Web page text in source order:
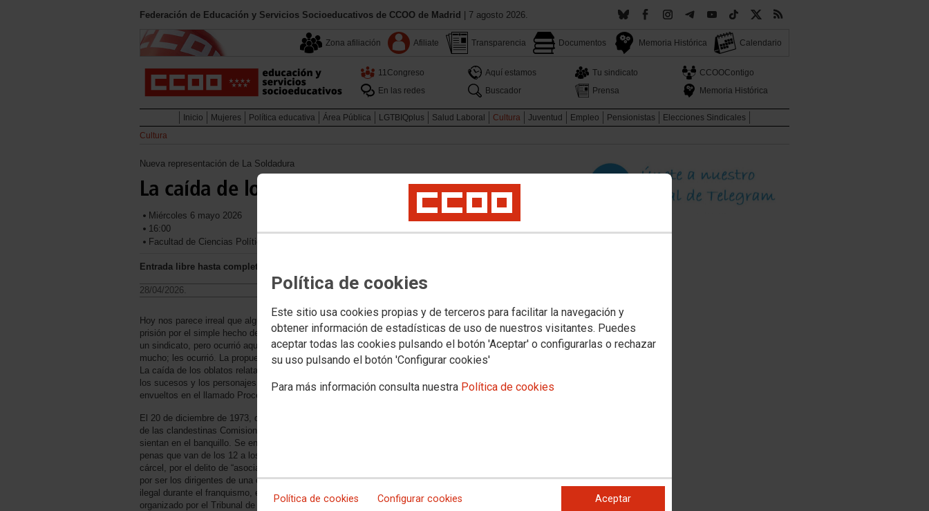
Política de cookies
Este sitio usa cookies propias y de terceros para facilitar la navegación y
obtener información de estadísticas de uso de nuestros visitantes. Puedes
aceptar todas las cookies pulsando el botón 'Aceptar' o configurarlas o rechazar
su uso pulsando el botón 'Configurar cookies'
Para más información consulta nuestra Política de cookies
Política de cookies Configurar cookies Aceptar
Federación de Educación y Servicios Socioeducativos de CCOO de Madrid | 7 agosto 2026.
Zona afiliación Afiliate Transparencia Documentos Memoria Histórica Calendario
11Congreso Aquí estamos Tu sindicato
CCOOContigo
En las redes
Buscador Prensa Memoria Histórica
Inicio Mujeres Política educativa Área Pública LGTBIQplus Salud Laboral Cultura Juventud Empleo Pensionistas
Elecciones Sindicales
Cultura
Nueva representación de La Soldadura
La caída de los oblatos
Miércoles 6 mayo 2026
16:00
Facultad de Ciencias Políticas y Sociología UCM
Entrada libre hasta completar el aforo
28/04/2026.
La caída de los oblatos UCM
Hoy nos parece irreal que alguien vaya a
prisión por el simple hecho de pertenecer a
un sindicato, pero ocurrió aquí y no hace
mucho; les ocurrió. La propuesta escénica
La caída de los oblatos relata el contexto,
los sucesos y los personajes que se vieron
envueltos en el llamado Proceso 1001.
El 20 de diciembre de 1973, diez dirigentes
de las clandestinas Comisiones Obreras se
sientan en el banquillo. Se enfrentan a
penas que van de los 12 a los 20 años de
cárcel, por el delito de “asociación ilícita”,
por ser los dirigentes de una organización
ilegal durante el franquismo, en un proceso
organizado por el Tribunal de Orden